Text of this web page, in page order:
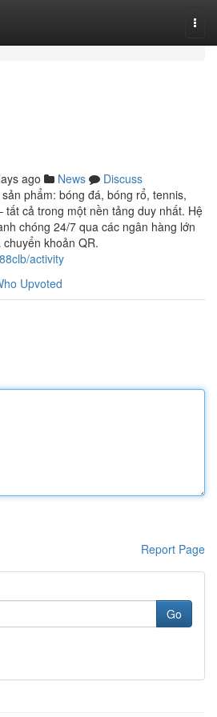
ago News
Discuss
phẩm: bóng đá, bóng rổ, tennis,
tất cả trong một nền tảng duy nhất. Hệ
chóng 24/7 qua các ngân hàng lớn
khoản QR.
activity
Upvoted
Report Page
Go